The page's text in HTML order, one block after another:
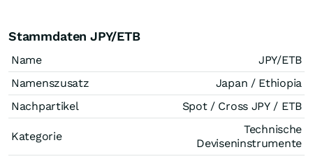
Stammdaten JPY/ETB
Name
JPY/ETB
Namenszusatz
Japan / Ethiopia
Nachpartikel
Spot / Cross JPY / ETB
Kategorie
Technische
Deviseninstrumente